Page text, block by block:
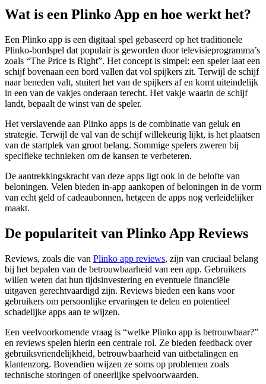
Wat is een Plinko App en hoe werkt het?
Een Plinko app is een digitaal spel gebaseerd op het traditionele
Plinko-bordspel dat populair is geworden door televisieprogramma’s
zoals “The Price is Right”. Het concept is simpel: een speler laat een
schijf bovenaan een bord vallen dat vol spijkers zit. Terwijl de schijf
naar beneden valt, stuitert het van de spijkers af en komt uiteindelijk
in een van de vakjes onderaan terecht. Het vakje waarin de schijf
landt, bepaalt de winst van de speler.
Het verslavende aan Plinko apps is de combinatie van geluk en
strategie. Terwijl de val van de schijf willekeurig lijkt, is het plaatsen
van de startplek van groot belang. Sommige spelers zweren bij
specifieke technieken om de kansen te verbeteren.
De aantrekkingskracht van deze apps ligt ook in de belofte van
beloningen. Velen bieden in-app aankopen of beloningen in de vorm
van echt geld of cadeaubonnen, hetgeen de apps nog verleidelijker
maakt.
De populariteit van Plinko App Reviews
Reviews, zoals die van Plinko app reviews, zijn van cruciaal belang
bij het bepalen van de betrouwbaarheid van een app. Gebruikers
willen weten dat hun tijdsinvestering en eventuele financiële
uitgaven gerechtvaardigd zijn. Reviews bieden een kans voor
gebruikers om persoonlijke ervaringen te delen en potentieel
schadelijke apps aan te wijzen.
Een veelvoorkomende vraag is “welke Plinko app is betrouwbaar?”
en reviews spelen hierin een centrale rol. Ze bieden feedback over
gebruiksvriendelijkheid, betrouwbaarheid van uitbetalingen en
klantenzorg. Bovendien wijzen ze soms op problemen zoals
technische storingen of oneerlijke spelvoorwaarden.